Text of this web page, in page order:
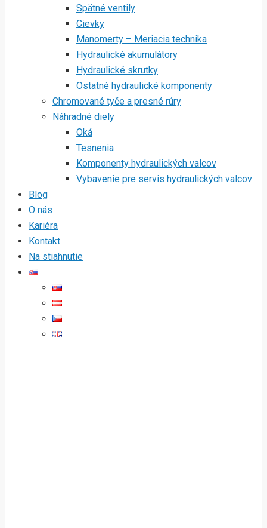
Spätné ventily
Cievky
Manomerty – Meriacia technika
Hydraulické akumulátory
Hydraulické skrutky
Ostatné hydraulické komponenty
Chromované tyče a presné rúry
Náhradné diely
Oká
Tesnenia
Komponenty hydraulických valcov
Vybavenie pre servis hydraulických valcov
Blog
O nás
Kariéra
Kontakt
Na stiahnutie